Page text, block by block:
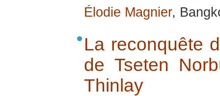
Élodie Magnier,
La reconquête
de Tseten
Thinlay